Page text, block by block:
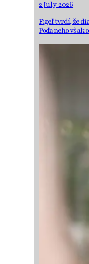
2 July 2026
Figeľ tvrdí, že
Podľa neho však